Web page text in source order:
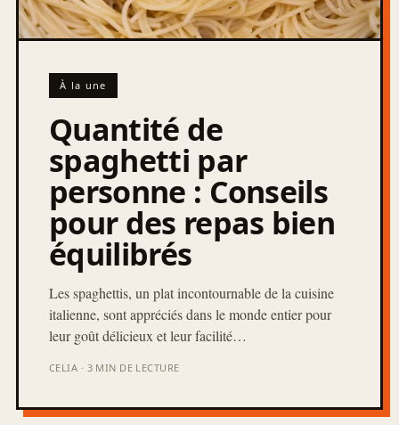
À la une
Quantité de
spaghetti par
personne : Conseils
pour des repas bien
équilibrés
Les spaghettis, un plat incontournable de la cuisine
italienne, sont appréciés dans le monde entier pour
leur goût délicieux et leur facilité…
CELIA · 3 MIN DE LECTURE